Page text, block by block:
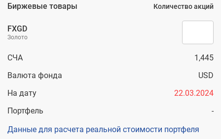
Биржевые товары
Количество акций
FXGD
Золото
СЧА
1,445
Валюта фонда
USD
На дату
22.03.2024
Портфель
-
Данные для расчета реальной стоимости портфеля